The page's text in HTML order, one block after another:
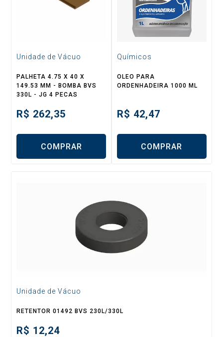
Unidade de Vácuo
PALHETA 4.75 X 40 X
149.53 MM - BOMBA BVS
330L - JG 4 PECAS
R$ 262,35
COMPRAR
Químicos
OLEO PARA
ORDENHADEIRA 1000 ML
R$ 42,47
COMPRAR
Unidade de Vácuo
RETENTOR 01492 BVS 230L/330L
R$ 12,24